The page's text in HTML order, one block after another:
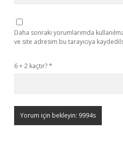
Daha sonraki yorumlarımda
ve site adresim bu tarayıcıya
6 + 2 kaçtır?*